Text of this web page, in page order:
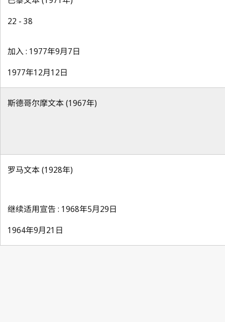
22 - 38
加入 : 1977年9月7日
1977年12月12日
斯德哥尔摩文本 (1967年)
罗马文本 (1928年)
继续适用宣告 : 1968年5月29日
1964年9月21日